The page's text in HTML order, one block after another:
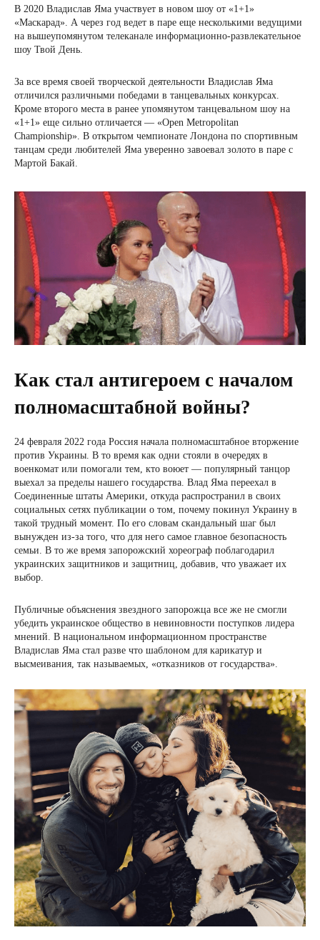
В 2020 Владислав Яма участвует в новом шоу от «1+1»
«Маскарад». А через год ведет в паре еще несколькими ведущими
на вышеупомянутом телеканале информационно-развлекательное
шоу Твой День.
За все время своей творческой деятельности Владислав Яма
отличился различными победами в танцевальных конкурсах.
Кроме второго места в ранее упомянутом танцевальном шоу на
«1+1» еще сильно отличается — «Open Metropolitan
Championship». В открытом чемпионате Лондона по спортивным
танцам среди любителей Яма уверенно завоевал золото в паре с
Мартой Бакай.
Как стал антигероем с началом
полномасштабной войны?
24 февраля 2022 года Россия начала полномасштабное вторжение
против Украины. В то время как одни стояли в очередях в
военкомат или помогали тем, кто воюет — популярный танцор
выехал за пределы нашего государства. Влад Яма переехал в
Соединенные штаты Америки, откуда распространил в своих
социальных сетях публикации о том, почему покинул Украину в
такой трудный момент. По его словам скандальный шаг был
вынужден из-за того, что для него самое главное безопасность
семьи. В то же время запорожский хореограф поблагодарил
украинских защитников и защитниц, добавив, что уважает их
выбор.
Публичные объяснения звездного запорожца все же не смогли
убедить украинское общество в невиновности поступков лидера
мнений. В национальном информационном пространстве
Владислав Яма стал разве что шаблоном для карикатур и
высмеивания, так называемых, «отказников от государства».